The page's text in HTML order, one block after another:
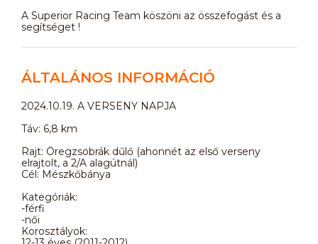
A Superior Racing Team köszöni az összefogást és a
segítséget !
ÁLTALÁNOS INFORMÁCIÓ
2024.10.19. A VERSENY NAPJA
Táv: 6,8 km
Rajt: Öregzsobrák dűlő (ahonnét az első verseny
elrajtolt, a 2/A alagútnál)
Cél: Mészkőbánya
Kategóriák:
-férfi
-női
Korosztályok: